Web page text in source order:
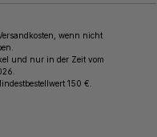
wenn nicht
und nur in der Zeit vom
150 €.